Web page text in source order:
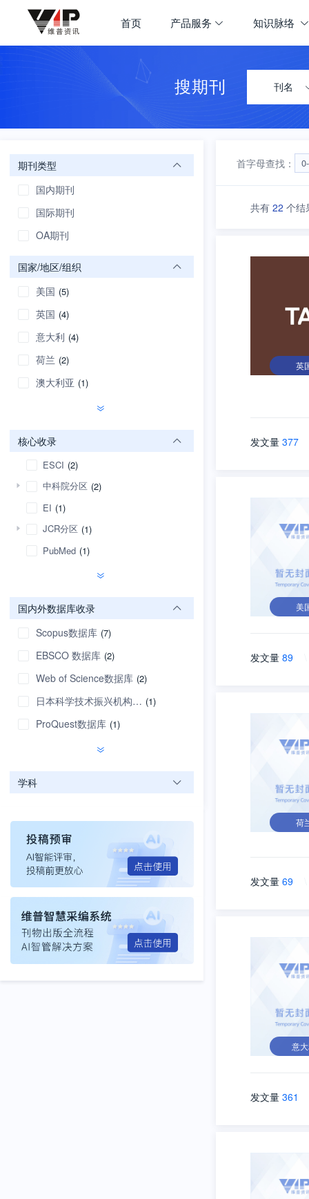
首页 产品服务 知识脉络
期刊大全 首页 学科导航
搜期刊 刊名
期刊类型
国内期刊
国际期刊
OA期刊
国家/地区/组织
美国 (5)
英国 (4)
意大利 (4)
荷兰 (2)
澳大利亚 (1)
核心收录
ESCI (2)
中科院分区 (2)
EI (1)
JCR分区 (1)
PubMed (1)
国内外数据库收录
Scopus数据库 (7)
EBSCO 数据库 (2)
Web of Science数据库 (2)
日本科学技术振兴机构数据库 (1)
ProQuest数据库 (1)
学科
首字母查找：
共有 22 个结
英
发文量 377
美
发文量 89
荷
发文量 69
意
发文量 361